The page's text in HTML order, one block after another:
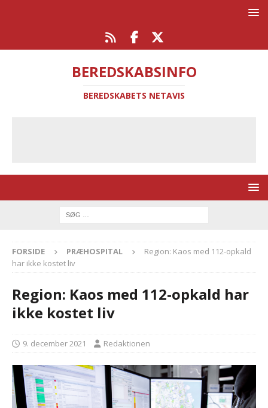
BEREDSKABSINFO
BEREDSKABETS NETAVIS
FORSIDE PRÆHOSPITAL
Region: Kaos med 112-opkald
har ikke kostet liv
Region: Kaos med 112-opkald har
ikke kostet liv
9. december 2021 Redaktionen